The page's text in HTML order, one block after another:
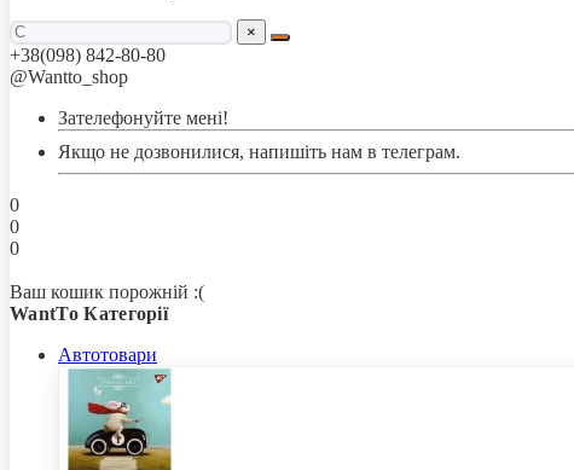
×
+38(098) 842-80-80
@Wantto_shop
Зателефонуйте мені!
Якщо не дозвонилися, напишіть нам в телеграм.
0
0
0
Ваш кошик порожній :(
WantTo Категорії
Автотовари